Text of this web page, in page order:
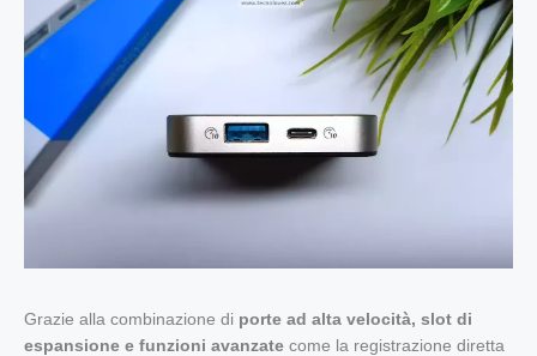
Grazie alla combinazione di porte ad alta velocità, slot di
espansione e funzioni avanzate come la registrazione diretta